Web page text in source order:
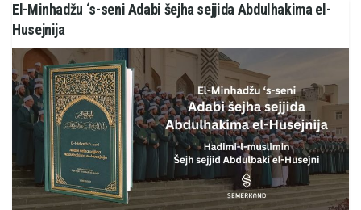
El-Minhadžu ‘s-seni Adabi šejha sejjida Abdulhakima el-
Husejnija